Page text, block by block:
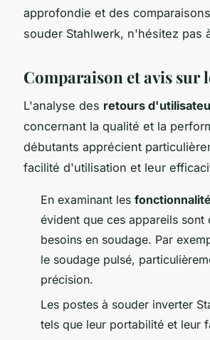
approfondie et des
souder Stahlwerk, n'hésitez pas
Comparaison et avis sur
L'analyse des retours
concernant la qualité et la
débutants apprécient
facilité d'utilisation et leur
En examinant les
évident que ces appareils
besoins en soudage. Par
le soudage pulsé,
précision.
Les postes à souder inverter
tels que leur portabilité et leur